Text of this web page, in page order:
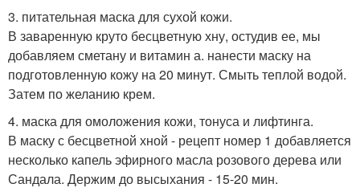
3. питательная маска для сухой кожи.
В заваренную круто бесцветную хну, остудив ее, мы
добавляем сметану и витамин а. нанести маску на
подготовленную кожу на 20 минут. Смыть теплой водой.
Затем по желанию крем.
4. маска для омоложения кожи, тонуса и лифтинга.
В маску с бесцветной хной - рецепт номер 1 добавляется
несколько капель эфирного масла розового дерева или
Сандала. Держим до высыхания - 15-20 мин.